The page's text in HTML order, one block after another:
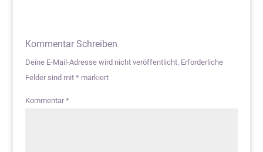
Kommentar Schreiben
Deine E-Mail-Adresse wird nicht veröffentlicht. Erforderliche
Felder sind mit *markiert
Kommentar*